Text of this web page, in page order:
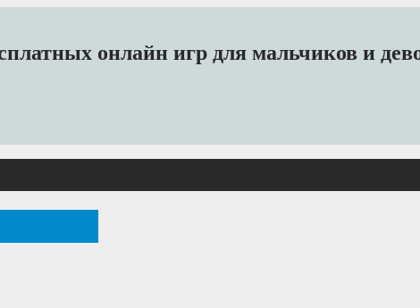
онлайн игр для мальчиков и